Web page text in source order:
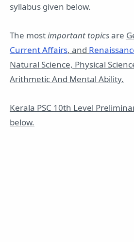
syllabus given below.
The mostimportant topicsare
Current Affairs, and
Natural Science, Physical
Arithmetic And Mental Ability.
Kerala PSC 10th Level
below.